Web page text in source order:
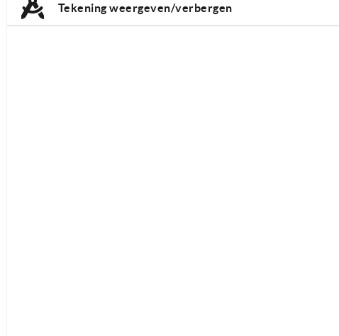
Tekening weergeven/verbergen